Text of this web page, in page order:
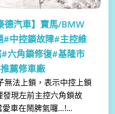
德汽車】寶馬/BMW
中控鎖故障#主控維
六角鎖修復#基隆市
薦修車廠
無法上鎖，表示中控上鎖
現左前主控六角鎖故
車在鬧脾氣囉…!...